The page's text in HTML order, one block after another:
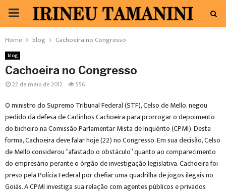
PRIMARY
MENU
Home blog Cachoeira no Congresso
blog
Cachoeira no Congresso
22 de maio de 2012 556
O ministro do Supremo Tribunal Federal (STF), Celso de Mello, negou
pedido da defesa de Carlinhos Cachoeira para prorrogar o depoimento
do bicheiro na Comissão Parlamentar Mista de Inquérito (CPMI). Desta
forma, Cachoeira deve falar hoje (22) no Congresso. Em sua decisão, Celso
de Mello considerou “afastado o obstáculo” quanto ao comparecimento
do empresário perante o órgão de investigação legislativa. Cachoeira foi
preso pela Polícia Federal por chefiar uma quadrilha de jogos ilegais no
Goiás. A CPMI investiga sua relação com agentes públicos e privados